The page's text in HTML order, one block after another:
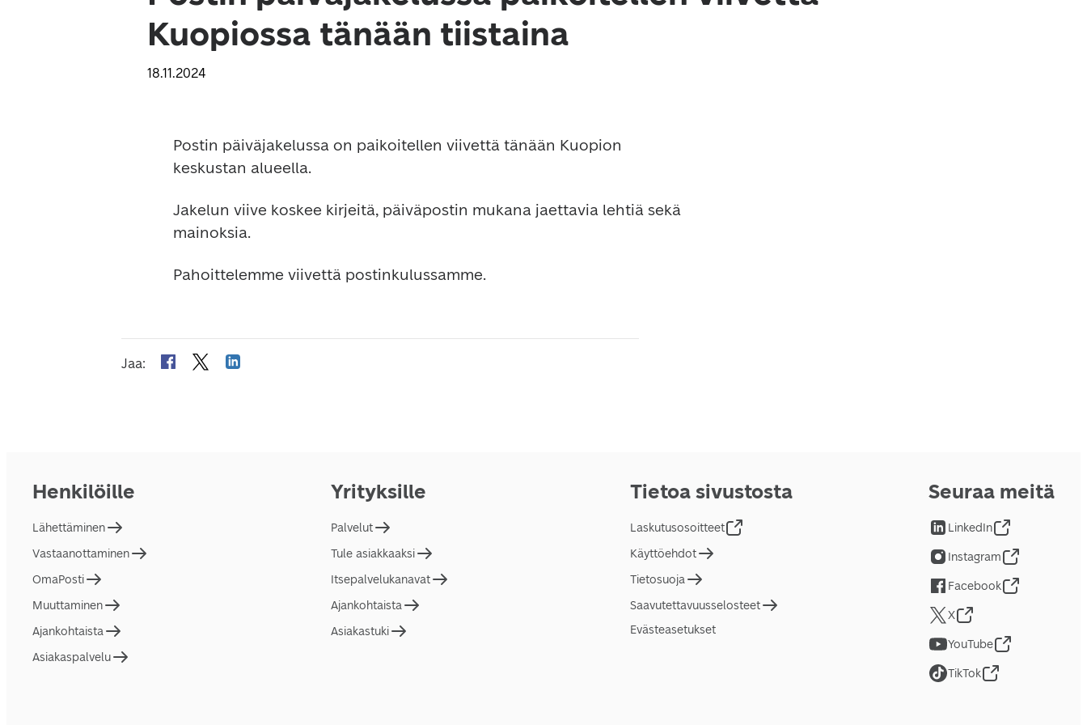
Kuopiossa tänään tiistaina
18.11.2024
Postin päiväjakelussa on paikoitellen viivettä tänään Kuopion
keskustan alueella.
Jakelun viive koskee kirjeitä, päiväpostin mukana jaettavia lehtiä sekä
mainoksia.
Pahoittelemme viivettä postinkulussamme.
Jaa:
Henkilöille
Lähettäminen
Vastaanottaminen
OmaPosti
Muuttaminen
Ajankohtaista
Asiakaspalvelu
Yrityksille
Palvelut
Tule asiakkaaksi
Itsepalvelukanavat
Ajankohtaista
Asiakastuki
Tietoa sivustosta
Laskutusosoitteet
Käyttöehdot
Tietosuoja
Saavutettavuusselosteet
Evästeasetukset
Seuraa meitä
LinkedIn
Instagram
Facebook
X
YouTube
TikTok